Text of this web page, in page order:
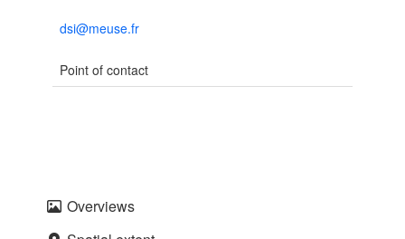
dsi@meuse.fr
Point of contact
Overviews